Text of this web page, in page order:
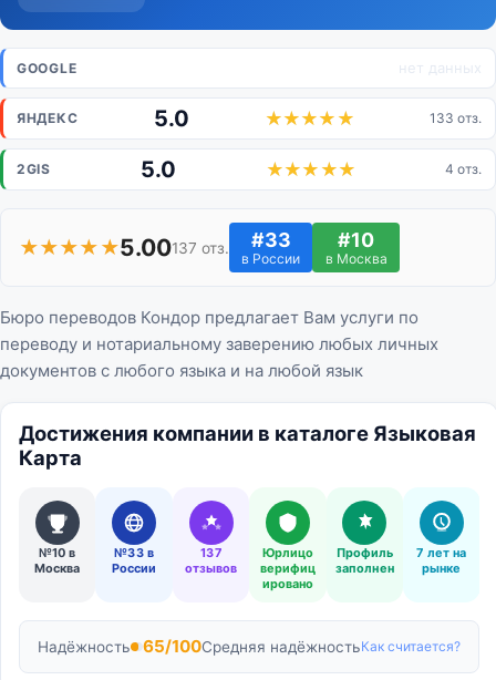
GOOGLE нет данных
ЯНДЕКС 5.0 133 отз.
2GIS 5.0 4 отз.
★★★★★5.00137 отз. #33
в России
#10
в Москва
Бюро переводов Кондор предлагает Вам услуги по
переводу и нотариальному заверению любых личных
документов с любого языка и на любой язык
Достижения компании в каталоге Языковая
Карта
№10 в
Москва
№33 в
России
137
отзывов
Юрлицо
верифиц
ировано
Профиль
заполнен
7 лет на
рынке
Надёжность 65/100Средняя надёжностьКак считается?